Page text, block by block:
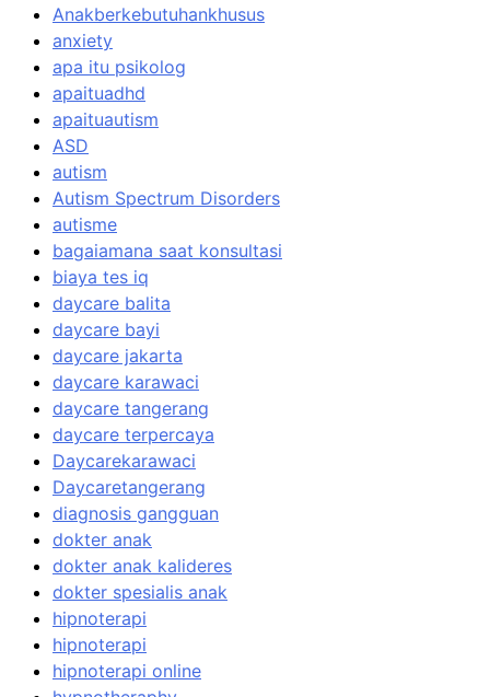
Anakberkebutuhankhusus
anxiety
apa itu psikolog
apaituadhd
apaituautism
ASD
autism
Autism Spectrum Disorders
autisme
bagaiamana saat konsultasi
biaya tes iq
daycare balita
daycare bayi
daycare jakarta
daycare karawaci
daycare tangerang
daycare terpercaya
Daycarekarawaci
Daycaretangerang
diagnosis gangguan
dokter anak
dokter anak kalideres
dokter spesialis anak
hipnoterapi
hipnoterapi
hipnoterapi online